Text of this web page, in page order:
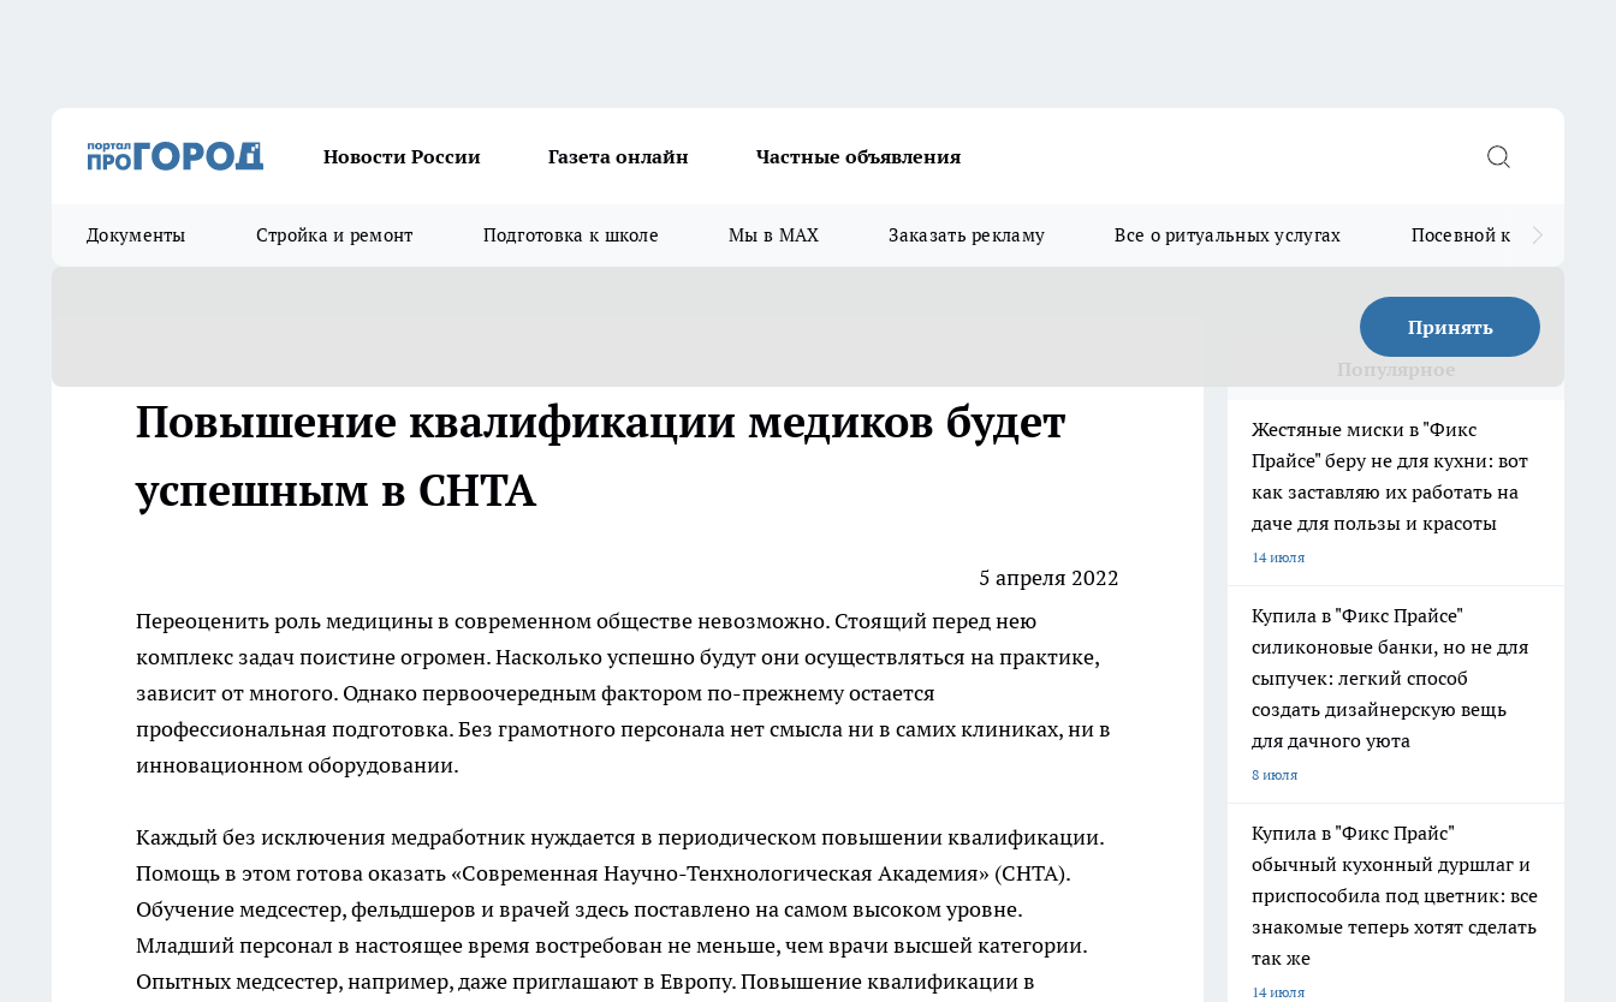
Новости России Газета онлайн Частные объявления
Документы Стройка и ремонт Подготовка к школе Мы в MAX Заказать рекламу Все о ритуальных услугах Посевной календарь
Принять
Повышение квалификации медиков будет
успешным в СНТА
5 апреля 2022
Переоценить роль медицины в современном обществе невозможно. Стоящий перед нею
комплекс задач поистине огромен. Насколько успешно будут они осуществляться на практике,
зависит от многого. Однако первоочередным фактором по-прежнему остается
профессиональная подготовка. Без грамотного персонала нет смысла ни в самих клиниках, ни в
инновационном оборудовании.
Каждый без исключения медработник нуждается в периодическом повышении квалификации.
Помощь в этом готова оказать «Современная Научно-Тенхнологическая Академия» (СНТА).
Обучение медсестер, фельдшеров и врачей здесь поставлено на самом высоком уровне.
Младший персонал в настоящее время востребован не меньше, чем врачи высшей категории.
Опытных медсестер, например, даже приглашают в Европу. Повышение квалификации в
Жестяные миски в "Фикс
Прайсе" беру не для кухни: вот
как заставляю их работать на
даче для пользы и красоты
14 июля
Купила в "Фикс Прайсе"
силиконовые банки, но не для
сыпучек: легкий способ
создать дизайнерскую вещь
для дачного уюта
8 июля
Купила в "Фикс Прайс"
обычный кухонный дуршлаг и
приспособила под цветник: все
знакомые теперь хотят сделать
так же
14 июля